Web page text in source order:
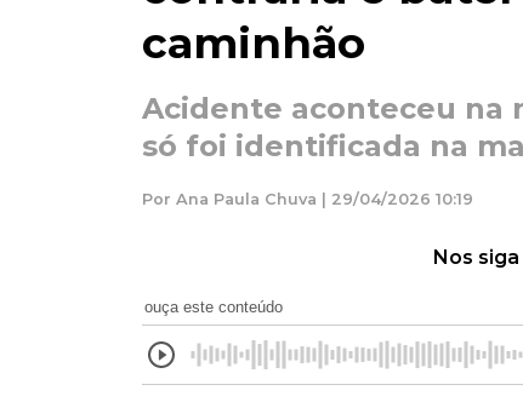
caminhão
Acidente aconteceu na
só foi identificada na
Por Ana Paula Chuva | 29/04/2026 10:19
Nos siga
ouça este conteúdo